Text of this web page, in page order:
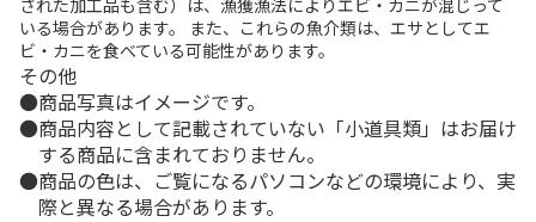
された加工品も含む）は、漁獲漁法によりエビ・カニが混じって
いる場合があります。 また、これらの魚介類は、エサとしてエ
ビ・カニを食べている可能性があります。
その他
商品写真はイメージです。
商品内容として記載されていない「小道具類」はお届け
する商品に含まれておりません。
商品の色は、ご覧になるパソコンなどの環境により、実
際と異なる場合があります。